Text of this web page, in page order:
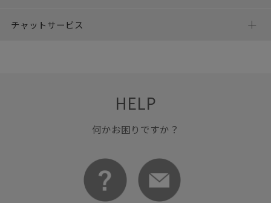
チャットサービス
HELP
何かお困りですか？